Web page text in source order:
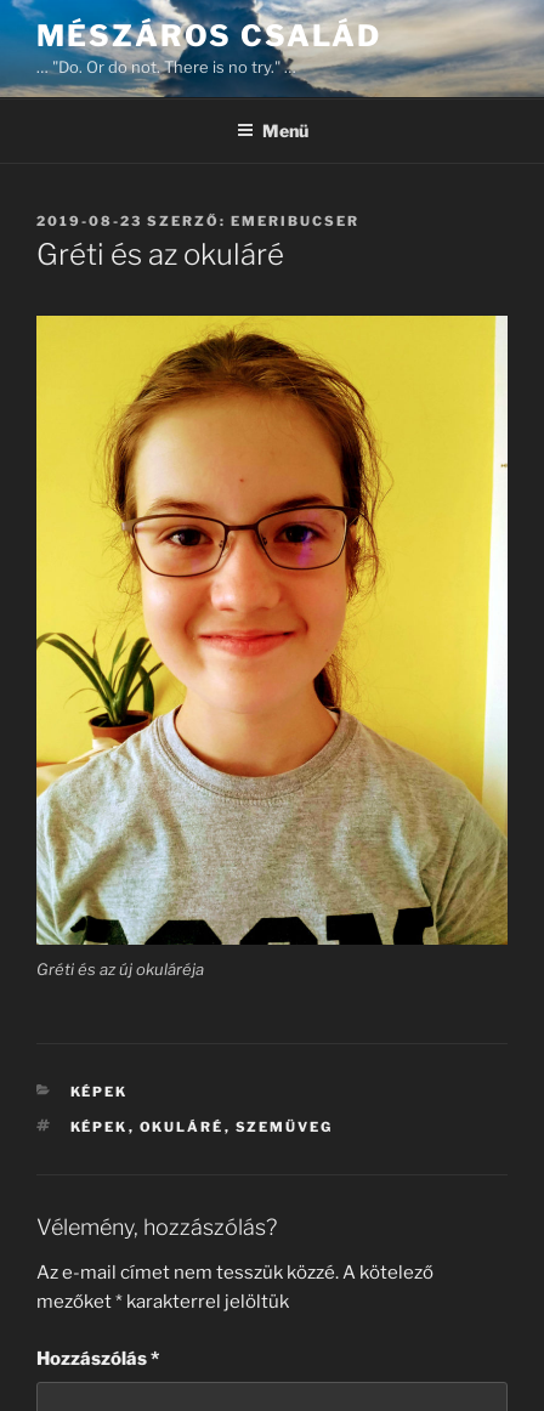
Tartalomhoz
MÉSZÁROS CSALÁD
… "Do. Or do not. There is no try." …
Menü
BEKÜLDVE:
2019-08-23 SZERZŐ: EMERIBUCSER
Gréti és az okuláré
Gréti és az új okuláréja
KATEGÓRIÁK
KÉPEK
CÍMKÉK
KÉPEK , OKULÁRÉ , SZEMÜVEG
Vélemény, hozzászólás?
Az e-mail címet nem tesszük közzé.A kötelező
mezőket* karakterrel jelöltük
Hozzászólás*